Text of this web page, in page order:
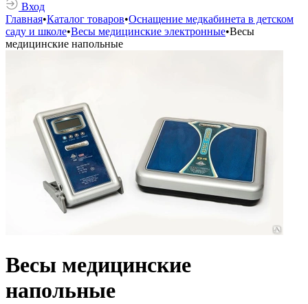
Вход
Главная•Каталог товаров•Оснащение медкабинета в детском
саду и школе•Весы медицинские электронные•Весы
медицинские напольные
Весы медицинские
напольные